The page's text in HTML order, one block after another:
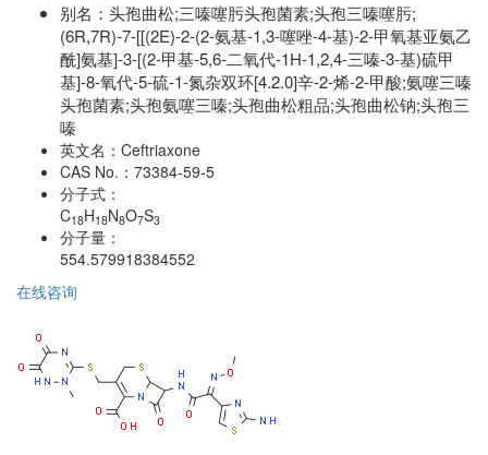
别名： 头孢曲松;三嗪噻肟头孢菌素;头孢三嗪噻肟;
(6R,7R)-7-[[(2E)-2-(2-氨基-1,3-噻唑-4-基)-2-甲氧基亚氨乙
酰]氨基]-3-[(2-甲基-5,6-二氧代-1H-1,2,4-三嗪-3-基)硫甲
基]-8-氧代-5-硫-1-氮杂双环[4.2.0]辛-2-烯-2-甲酸;氨噻三嗪
头孢菌素;头孢氨噻三嗪;头孢曲松粗品;头孢曲松钠;头孢三
嗪
英文名： Ceftriaxone
CAS No.： 73384-59-5
分子式：
C18H18N8O7S3
分子量：
554.579918384552
在线咨询